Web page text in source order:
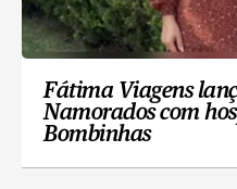
Fátima Viagens
Namorados com
Bombinhas